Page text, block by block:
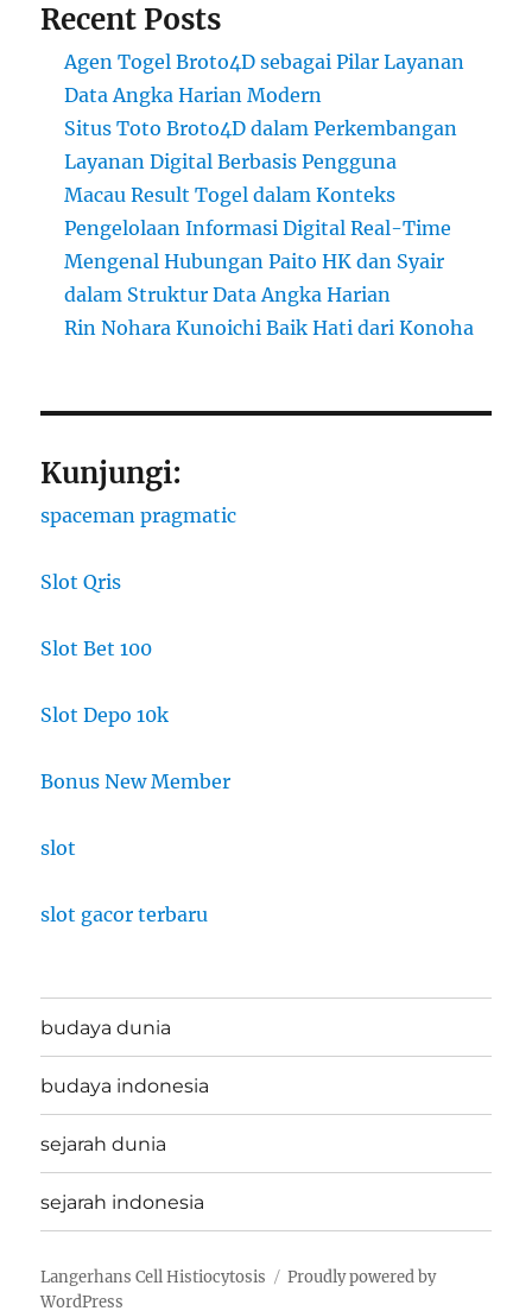
Recent Posts
Agen Togel Broto4D sebagai Pilar Layanan
Data Angka Harian Modern
Situs Toto Broto4D dalam Perkembangan
Layanan Digital Berbasis Pengguna
Macau Result Togel dalam Konteks
Pengelolaan Informasi Digital Real-Time
Mengenal Hubungan Paito HK dan Syair
dalam Struktur Data Angka Harian
Rin Nohara Kunoichi Baik Hati dari Konoha
Kunjungi:
spaceman pragmatic
Slot Qris
Slot Bet 100
Slot Depo 10k
Bonus New Member
slot
slot gacor terbaru
budaya dunia
budaya indonesia
sejarah dunia
sejarah indonesia
Langerhans Cell Histiocytosis
Proudly powered by
WordPress